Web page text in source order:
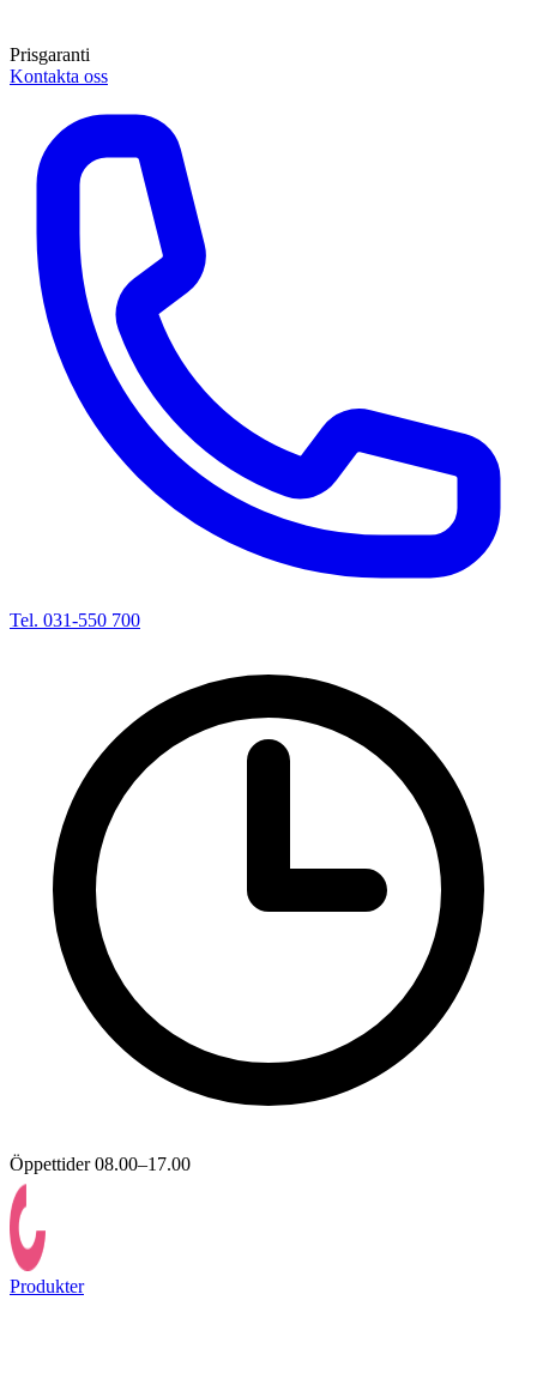
Prisgaranti
Kontakta oss
Tel. 031-550 700
Öppettider 08.00–17.00
Produkter